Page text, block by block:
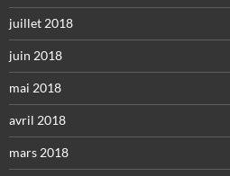
juillet 2018
juin 2018
mai 2018
avril 2018
mars 2018